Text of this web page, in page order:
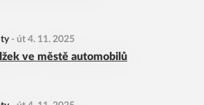
- út 4. 11. 2025
ve městě automobilů